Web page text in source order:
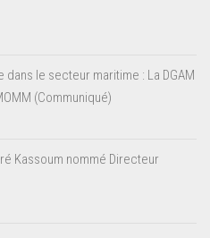
le secteur maritime : La DGAM
(Communiqué)
Kassoum nommé Directeur